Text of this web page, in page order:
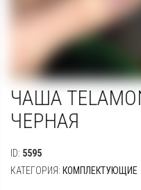
ЧАША
ЧЕРНАЯ
ID: 5595
КАТЕГОРИЯ: КОМПЛЕКТУЮЩИЕ